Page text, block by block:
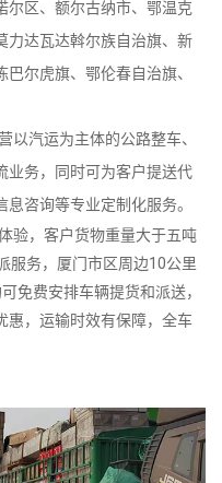
尔区、额尔古纳市、鄂温克
力达瓦达斡尔族自治旗、新
尔虎旗、鄂伦春自治旗、
汽运为主体的公路整车、
业务，同时可为客户提送代
咨询等专业定制化服务。
验，客户货物重量大于五吨
服务，厦门市区周边10公里
免费安排车辆提货和派送，
惠，运输时效有保障，全车